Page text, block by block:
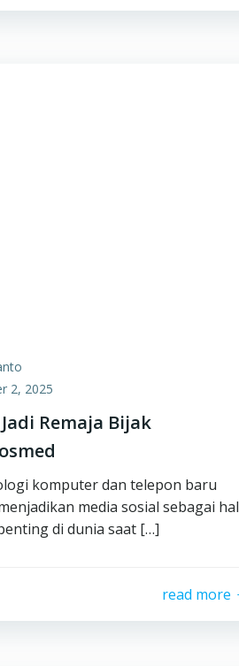
2, 2025
Remaja Bijak
komputer dan telepon baru
media sosial sebagai hal
di dunia saat […]
read more